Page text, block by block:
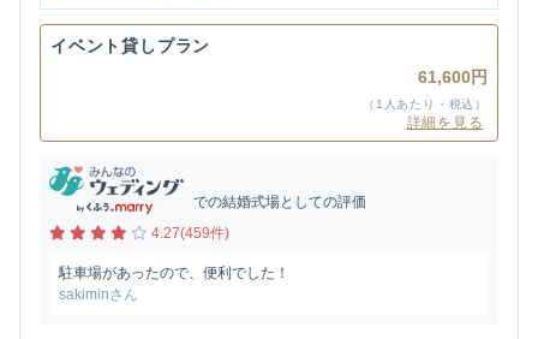
イベント貸しプラン
61,600円
（1人あたり・税込）
詳細を見る
での結婚式場としての評価
4.27(459件)
駐車場があったので、便利でした！
sakiminさん